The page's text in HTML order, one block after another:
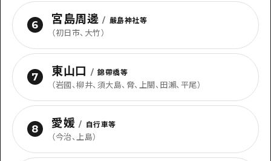
6 宮島周邊 / 嚴島神社等
（初日市、大竹）
7 東山口 / 錦帶橋等
（岩國、柳井、須大島、脅、上關、田瀨、平尾）
8 愛媛 / 自行車等
（今治、上島）